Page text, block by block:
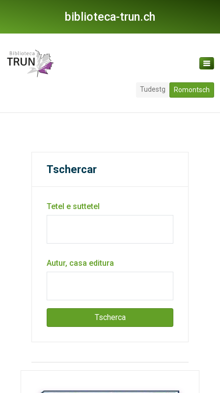
biblioteca-trun.ch
Tudestg Romontsch
Tschercar
Tetel e suttetel
Autur, casa editura
Tscherca